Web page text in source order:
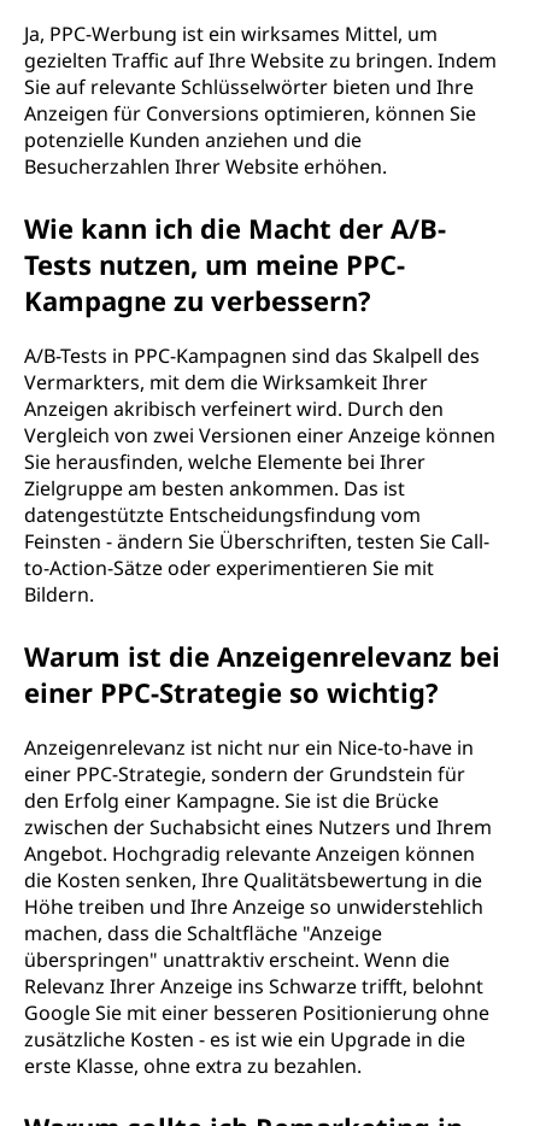
Ja, PPC-Werbung ist ein wirksames Mittel, um
gezielten Traffic auf Ihre Website zu bringen. Indem
Sie auf relevante Schlüsselwörter bieten und Ihre
Anzeigen für Conversions optimieren, können Sie
potenzielle Kunden anziehen und die
Besucherzahlen Ihrer Website erhöhen.
Wie kann ich die Macht der A/B-
Tests nutzen, um meine PPC-
Kampagne zu verbessern?
A/B-Tests in PPC-Kampagnen sind das Skalpell des
Vermarkters, mit dem die Wirksamkeit Ihrer
Anzeigen akribisch verfeinert wird. Durch den
Vergleich von zwei Versionen einer Anzeige können
Sie herausfinden, welche Elemente bei Ihrer
Zielgruppe am besten ankommen. Das ist
datengestützte Entscheidungsfindung vom
Feinsten - ändern Sie Überschriften, testen Sie Call-
to-Action-Sätze oder experimentieren Sie mit
Bildern.
Warum ist die Anzeigenrelevanz bei
einer PPC-Strategie so wichtig?
Anzeigenrelevanz ist nicht nur ein Nice-to-have in
einer PPC-Strategie, sondern der Grundstein für
den Erfolg einer Kampagne. Sie ist die Brücke
zwischen der Suchabsicht eines Nutzers und Ihrem
Angebot. Hochgradig relevante Anzeigen können
die Kosten senken, Ihre Qualitätsbewertung in die
Höhe treiben und Ihre Anzeige so unwiderstehlich
machen, dass die Schaltfläche "Anzeige
überspringen" unattraktiv erscheint. Wenn die
Relevanz Ihrer Anzeige ins Schwarze trifft, belohnt
Google Sie mit einer besseren Positionierung ohne
zusätzliche Kosten - es ist wie ein Upgrade in die
erste Klasse, ohne extra zu bezahlen.